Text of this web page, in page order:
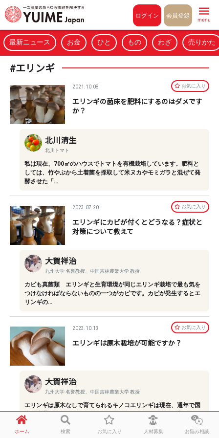
ログイン 会員登録
menu
最新ニュース お金 ひと もの わざ 売りかた
#エリンギ
2021.10.08 お気に⼊り
エリンギの菌床を肥料にするのはダメです
か？
北川清生
北川トマト
私は現在、700㎡のハウスでトマトを有機栽培しています。肥料と
しては、竹やぶから土着菌を採取して米ヌカやモミガラと混ぜて発
酵させた「…
2023.07.20 お気に⼊り
エリンギにカビが付くとどうなる？症状と
対策について教えて
大賀祥治
九州大学 名誉教授、中国吉林農業大学 教授
カビも真菌類 エリンギと生育環境が同じエリンギ栽培で最も気を
つけなければならないものの一つがカビです。カビが発生するとエ
リンギの…
2023.10.13 お気に⼊り
エリンギは原木栽培が可能ですか？
大賀祥治
九州大学 名誉教授、中国吉林農業大学 教授
エリンギは原木なしで育てられるキノコエリンギは現在、通年で国
内に流通しているキノコです。もともとはヨーロッパが原産で、日
本に伝わ…
ホーム 検索 お気に入り 人材募集 お悩み相談